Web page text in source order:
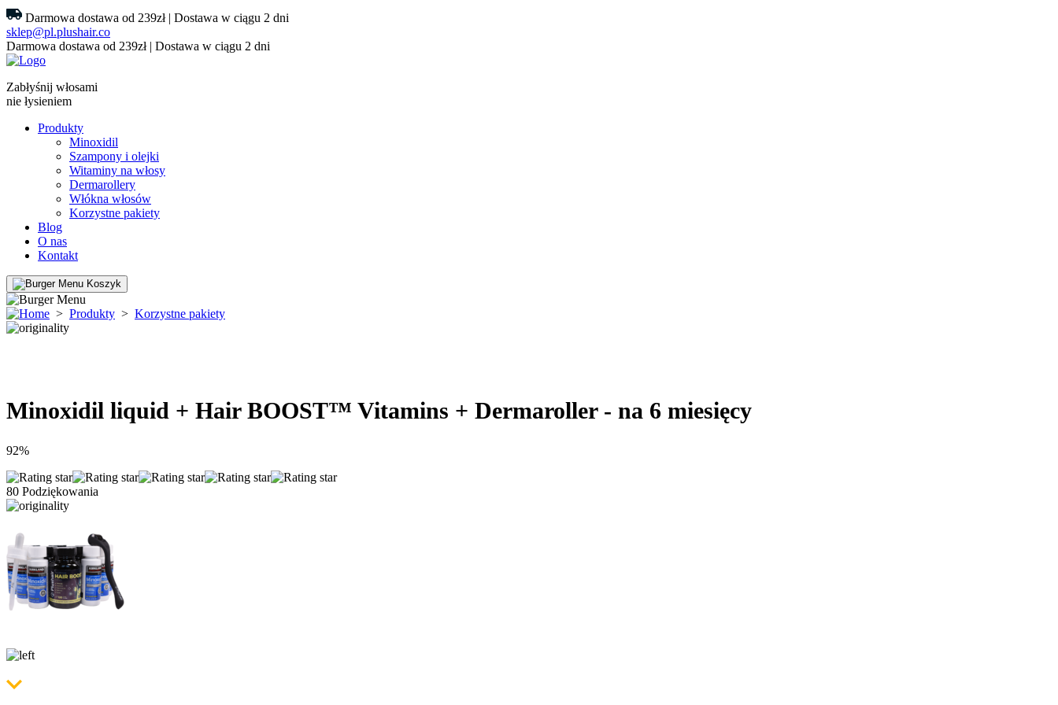
Darmowa dostawa od 239zł | Dostawa w ciągu 2 dni
sklep@pl.plushair.co
Darmowa dostawa od 239zł | Dostawa w ciągu 2 dni
Zabłyśnij włosami
nie łysieniem
Produkty
Minoxidil
Szampony i olejki
Witaminy na włosy
Dermarollery
Włókna włosów
Korzystne pakiety
Blog
O nas
Kontakt
Koszyk
> Produkty > Korzystne pakiety
Minoxidil liquid + Hair BOOST™ Vitamins + Dermaroller - na 6 miesięcy
92%
80 Podziękowania